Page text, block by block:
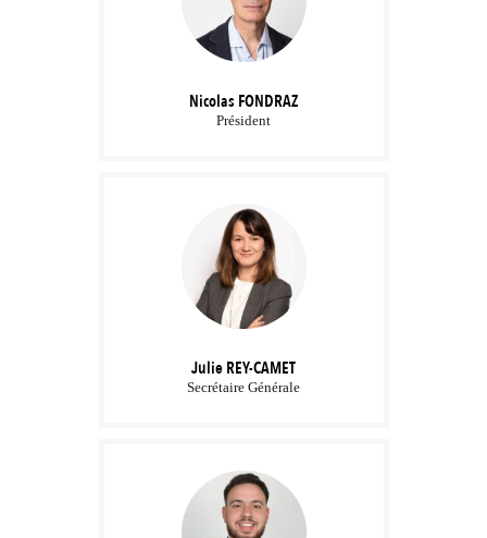
Nicolas FONDRAZ
Président
Julie REY-CAMET
Secrétaire Générale